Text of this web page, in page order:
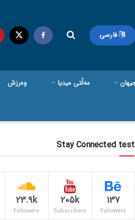
فارسی
مەڵتی میدیا وەرزش
Stay Connected test
137
Followers
205k
Subscribers
23.9k
Followers